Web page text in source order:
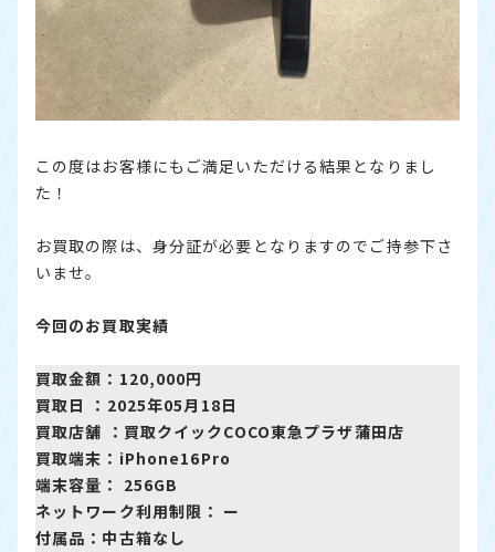
この度はお客様にもご満足いただける結果となりまし
た！
お買取の際は、身分証が必要となりますのでご持参下さ
いませ。
今回のお買取実績
買取金額：120,000円
買取日 ：2025年05月18日
買取店舗 ： 買取クイックCOCO東急プラザ蒲田店
買取端末：iPhone16Pro
端末容量： 256GB
ネットワーク利用制限： ー
付属品：中古箱なし